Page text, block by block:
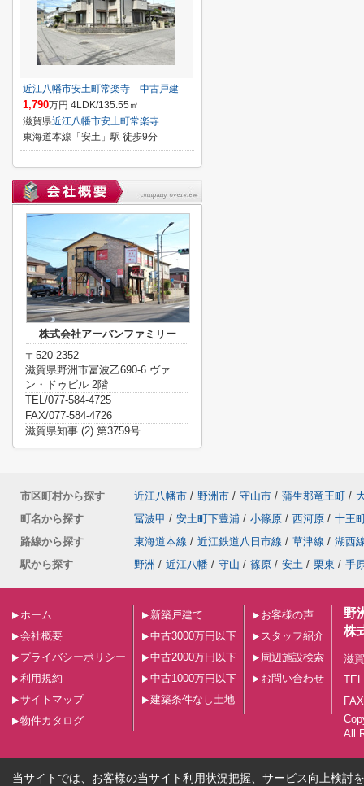
近江八幡市安土町常楽寺 中古戸建
1,790万円 4LDK/135.55㎡
滋賀県近江八幡市安土町常楽寺
東海道本線「安土」駅 徒歩9分
株式会社アーバンファミリー
〒520-2352
滋賀県野洲市冨波乙690-6 ヴァ
ン・ドゥビル 2階
TEL/077-584-4725
FAX/077-584-4726
滋賀県知事 (2) 第3759号
市区町村から探す 近江八幡市 / 野洲市 / 守山市 / 蒲生郡竜王町 /
町名から探す
冨波甲 / 安土町下豊浦 / 小篠原 / 西河原 / 十王
路線から探す
東海道本線 / 近江鉄道八日市線 / 草津線 / 湖西
駅から探す
野洲 / 近江八幡 / 守山 / 篠原 / 安土 / 栗東 / 手
ホーム
会社概要
プライバシーポリシー
利用規約
サイトマップ
物件カタログ
新築戸建て
中古3000万円以下
中古2000万円以下
中古1000万円以下
建築条件なし土地
お客様の声
スタッフ紹介
周辺施設検索
お問い合わせ
野
株
滋
All
当サイトでは、お客様の当サイト利用状況把握、サービス向上検討